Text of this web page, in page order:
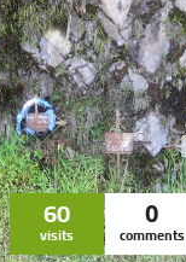
60
visits
0
comments